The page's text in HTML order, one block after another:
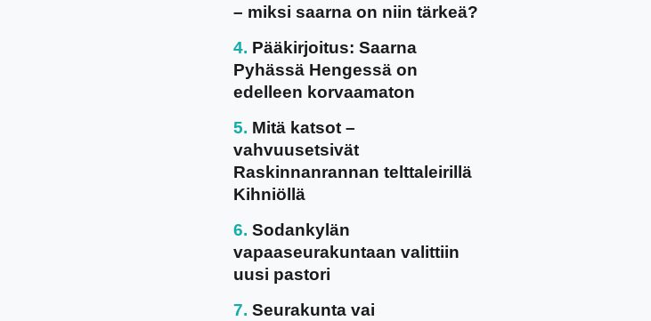
– miksi saarna on niin tärkeä?
Pääkirjoitus: Saarna
Pyhässä Hengessä on
edelleen korvaamaton
Mitä katsot –
vahvuusetsivät
Raskinnanrannan telttaleirillä
Kihniöllä
Sodankylän
vapaaseurakuntaan valittiin
uusi pastori
Seurakunta vai